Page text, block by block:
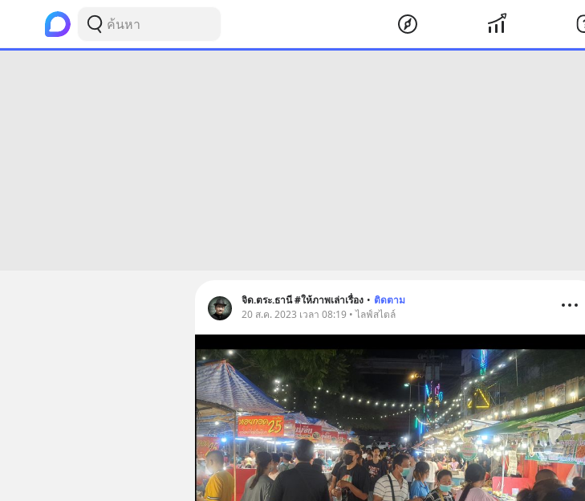
จิด.ตระ.ธานี #ให้ภาพเล่าเรื่อง • ติดตาม
20 ส.ค. 2023 เวลา 08:19 • ไลฟ์สไตล์